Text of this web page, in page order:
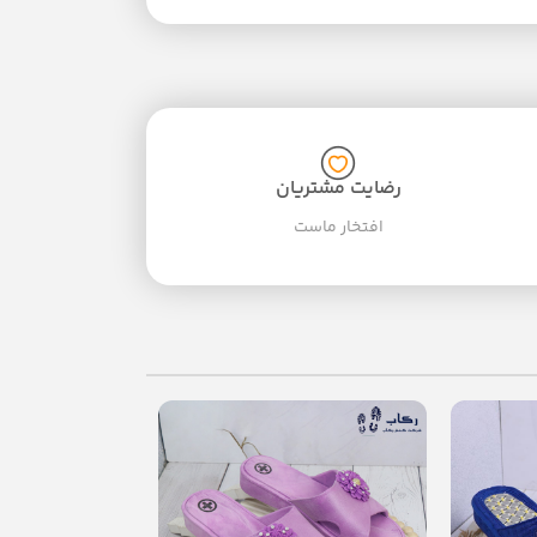
رضایت مشتریان
افتخار ماست